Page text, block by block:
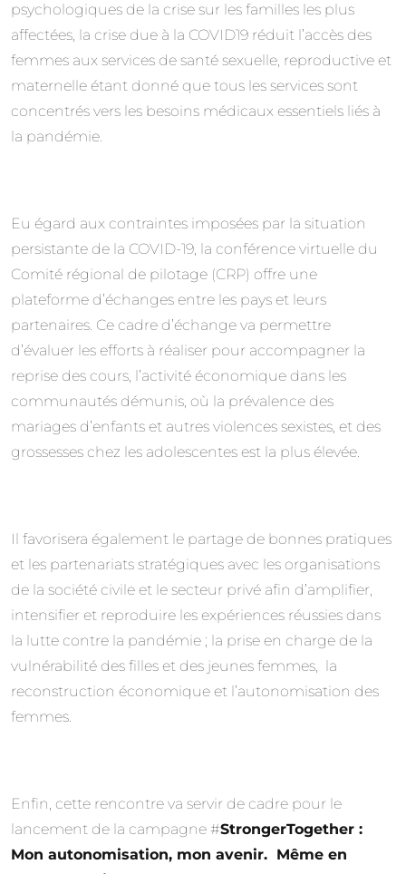
psychologiques de la crise sur les familles les plus
affectées, la crise due à la COVID19 réduit l’accès des
femmes aux services de santé sexuelle, reproductive et
maternelle étant donné que tous les services sont
concentrés vers les besoins médicaux essentiels liés à
la pandémie.
Eu égard aux contraintes imposées par la situation
persistante de la COVID-19, la conférence virtuelle du
Comité régional de pilotage (CRP) offre une
plateforme d’échanges entre les pays et leurs
partenaires. Ce cadre d’échange va permettre
d’évaluer les efforts à réaliser pour accompagner la
reprise des cours, l’activité économique dans les
communautés démunis, où la prévalence des
mariages d’enfants et autres violences sexistes, et des
grossesses chez les adolescentes est la plus élevée.
Il favorisera également le partage de bonnes pratiques
et les partenariats stratégiques avec les organisations
de la société civile et le secteur privé afin d’amplifier,
intensifier et reproduire les expériences réussies dans
la lutte contre la pandémie ; la prise en charge de la
vulnérabilité des filles et des jeunes femmes, la
reconstruction économique et l’autonomisation des
femmes.
Enfin, cette rencontre va servir de cadre pour le
lancement de la campagne #StrongerTogether :
Mon autonomisation, mon avenir. Même en